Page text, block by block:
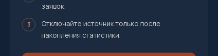
заявок.
3
Отключайте источник только после
накопления статистики.